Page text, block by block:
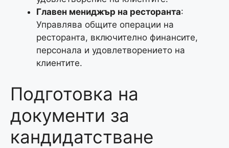
Главен мениджър на ресторанта:
Управлява общите операции на
ресторанта, включително финансите,
персонала и удовлетворението на
клиентите.
Подготовка на
документи за
кандидатстване